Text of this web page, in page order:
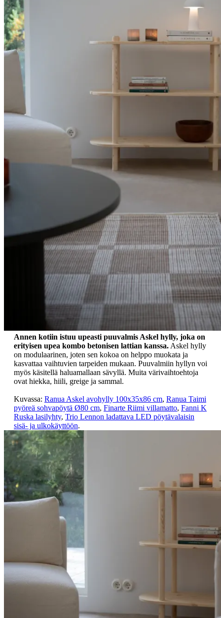
Annen kotiin istuu upeasti puuvalmis Askel hylly, joka on
erityisen upea kombo betonisen lattian kanssa. Askel hylly
on modulaarinen, joten sen kokoa on helppo muokata ja
kasvattaa vaihtuvien tarpeiden mukaan. Puuvalmiin hyllyn voi
myös käsitellä haluamallaan sävyllä. Muita värivaihtoehtoja
ovat hiekka, hiili, greige ja sammal.
Kuvassa: Ranua Askel avohylly 100x35x86 cm, Ranua Taimi
pyöreä sohvapöytä Ø80 cm, Finarte Riimi villamatto, Fanni K
Ruska lasilyhty, Trio Lennon ladattava LED pöytävalaisin
sisä- ja ulkokäyttöön.